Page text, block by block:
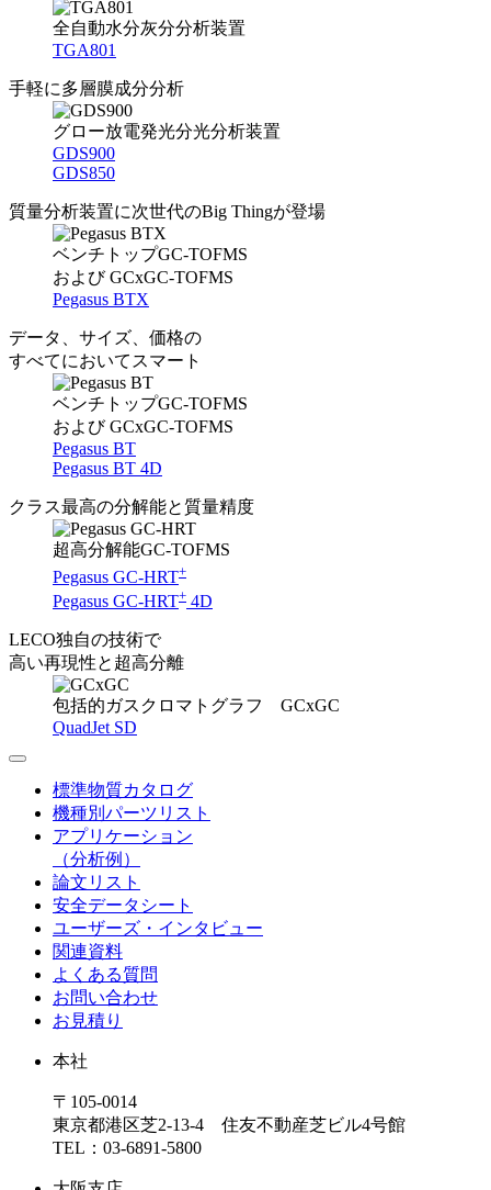
全自動水分灰分分析装置
TGA801
手軽に多層膜成分分析
グロー放電発光分光分析装置
GDS900
GDS850
質量分析装置に次世代のBig Thingが登場
ベンチトップGC-TOFMS
および GCxGC-TOFMS
Pegasus BTX
データ、サイズ、価格の
すべてにおいてスマート
ベンチトップGC-TOFMS
および GCxGC-TOFMS
Pegasus BT
Pegasus BT 4D
クラス最高の分解能と質量精度
超高分解能GC-TOFMS
Pegasus GC-HRT+
Pegasus GC-HRT+ 4D
LECO独自の技術で
高い再現性と超高分離
包括的ガスクロマトグラフ GCxGC
QuadJet SD
標準物質カタログ
機種別パーツリスト
アプリケーション
（分析例）
論文リスト
安全データシート
ユーザーズ・インタビュー
関連資料
よくある質問
お問い合わせ
お見積り
本社
〒105-0014
東京都港区芝2-13-4 住友不動産芝ビル4号館
TEL：03-6891-5800